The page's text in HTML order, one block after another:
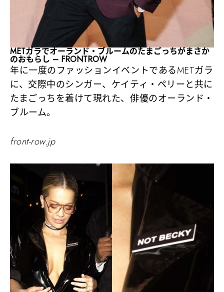
METガラでオーランド・ブルームのたまごっちがまさか
のおもらし – FRONTROW
年に一度のファッションイベントであるMETガラ
に、交際中のシンガー、ケイティ・ペリーと共に
たまごっちを着けて現れた、俳優のオーランド・
ブルーム。
front-row.jp